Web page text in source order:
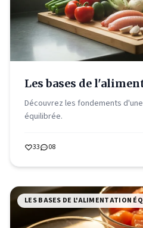
Les bases de
Découvrez les fondements
équilibrée.
33 08
LES BASES DE L'ALIMENTATION